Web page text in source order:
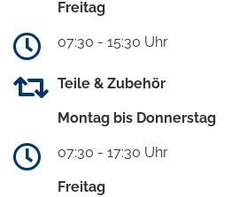
Freitag
07:30 - 15:30 Uhr
Teile & Zubehör
Montag bis Donnerstag
07:30 - 17:30 Uhr
Freitag